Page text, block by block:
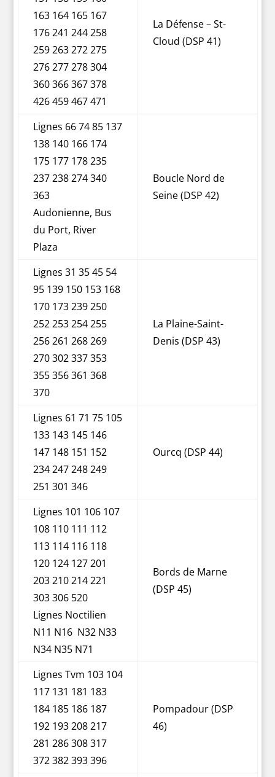
163 164 165 167
176 241 244 258
259 263 272 275
276 277 278 304
360 366 367 378
426 459 467 471
La Défense – St-
Cloud (DSP 41)
Lignes 66 74 85 137
138 140 166 174
175 177 178 235
237 238 274 340
363
Audonienne, Bus
du Port, River
Plaza
Boucle Nord de
Seine (DSP 42)
Lignes 31 35 45 54
95 139 150 153 168
170 173 239 250
252 253 254 255
256 261 268 269
270 302 337 353
355 356 361 368
370
La Plaine-Saint-
Denis (DSP 43)
Lignes 61 71 75 105
133 143 145 146
147 148 151 152
234 247 248 249
251 301 346
Ourcq (DSP 44)
Lignes 101 106 107
108 110 111 112
113 114 116 118
120 124 127 201
203 210 214 221
303 306 520
Lignes Noctilien
N11 N16 N32 N33
N34 N35 N71
Bords de Marne
(DSP 45)
Lignes Tvm 103 104
117 131 181 183
184 185 186 187
192 193 208 217
281 286 308 317
372 382 393 396
Pompadour (DSP
46)